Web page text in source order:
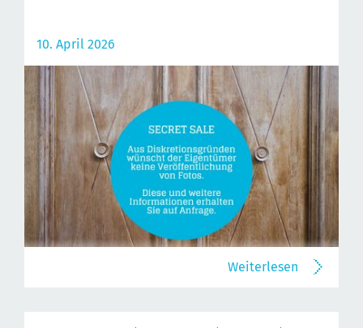
10. April 2026
Weiterlesen